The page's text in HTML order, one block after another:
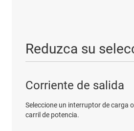
Reduzca su
Corriente de salida
Seleccione un interruptor de carga
carril de potencia.